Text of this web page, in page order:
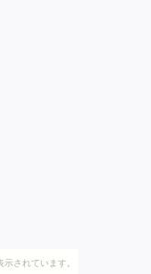
されています。